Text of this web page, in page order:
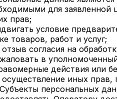
для заявленной
прав;
условие
товаров, работ и услуг;
отзыв согласия на
в
действия или
осуществление иных
персональных